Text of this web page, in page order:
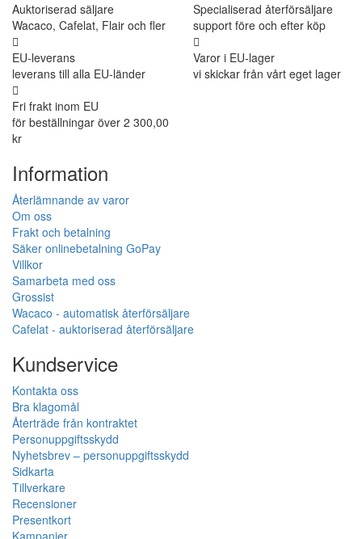
Auktoriserad säljare
Wacaco, Cafelat, Flair och fler
Specialiserad återförsäljare
support före och efter köp
EU-leverans
leverans till alla EU-länder
Varor i EU-lager
vi skickar från vårt eget lager
Fri frakt inom EU
för beställningar över 2 300,00
kr
Information
Återlämnande av varor
Om oss
Frakt och betalning
Säker onlinebetalning GoPay
Villkor
Samarbeta med oss
Grossist
Wacaco - automatisk återförsäljare
Cafelat - auktoriserad återförsäljare
Kundservice
Kontakta oss
Bra klagomål
Återträde från kontraktet
Personuppgiftsskydd
Nyhetsbrev – personuppgiftsskydd
Sidkarta
Tillverkare
Recensioner
Presentkort